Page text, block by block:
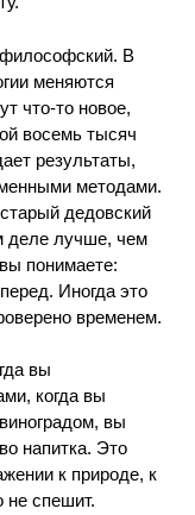
В
меняются
что-то новое,
восемь тысяч
результаты,
методами.
дедовский
деле лучше, чем
понимаете:
Иногда это
временем.
вы
когда вы
вы
напитка. Это
к природе, к
не спешит.